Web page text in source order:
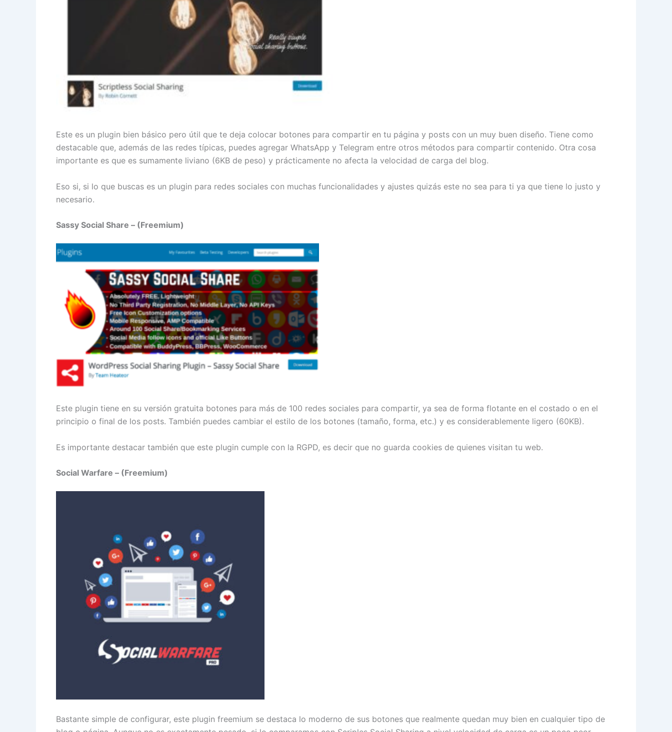
Este es un plugin bien básico pero útil que te deja colocar botones para compartir en tu página y posts con un muy buen diseño. Tiene como
destacable que, además de las redes típicas, puedes agregar WhatsApp y Telegram entre otros métodos para compartir contenido. Otra cosa
importante es que es sumamente liviano (6KB de peso) y prácticamente no afecta la velocidad de carga del blog.
Eso si, si lo que buscas es un plugin para redes sociales con muchas funcionalidades y ajustes quizás este no sea para ti ya que tiene lo justo y
necesario.
Sassy Social Share – (Freemium)
Este plugin tiene en su versión gratuita botones para más de 100 redes sociales para compartir, ya sea de forma flotante en el costado o en el
principio o final de los posts. También puedes cambiar el estilo de los botones (tamaño, forma, etc.) y es considerablemente ligero (60KB).
Es importante destacar también que este plugin cumple con la RGPD, es decir que no guarda cookies de quienes visitan tu web.
Social Warfare – (Freemium)
Bastante simple de configurar, este plugin freemium se destaca lo moderno de sus botones que realmente quedan muy bien en cualquier tipo de